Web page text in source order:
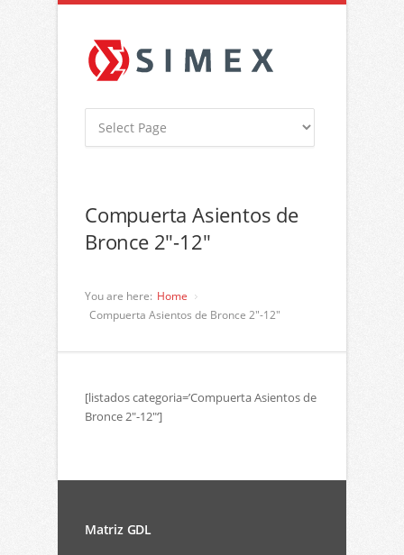
Compuerta Asientos de
Bronce 2″-12″
You are here: Home
Compuerta Asientos de Bronce 2″-12″
[listados categoria=’Compuerta Asientos de
Bronce 2″-12″‘]
Matriz GDL